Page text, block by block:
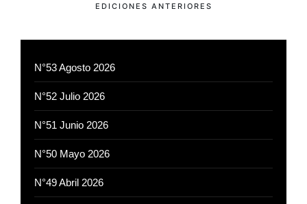
EDICIONES ANTERIORES
N°53 Agosto 2026
N°52 Julio 2026
N°51 Junio 2026
N°50 Mayo 2026
N°49 Abril 2026